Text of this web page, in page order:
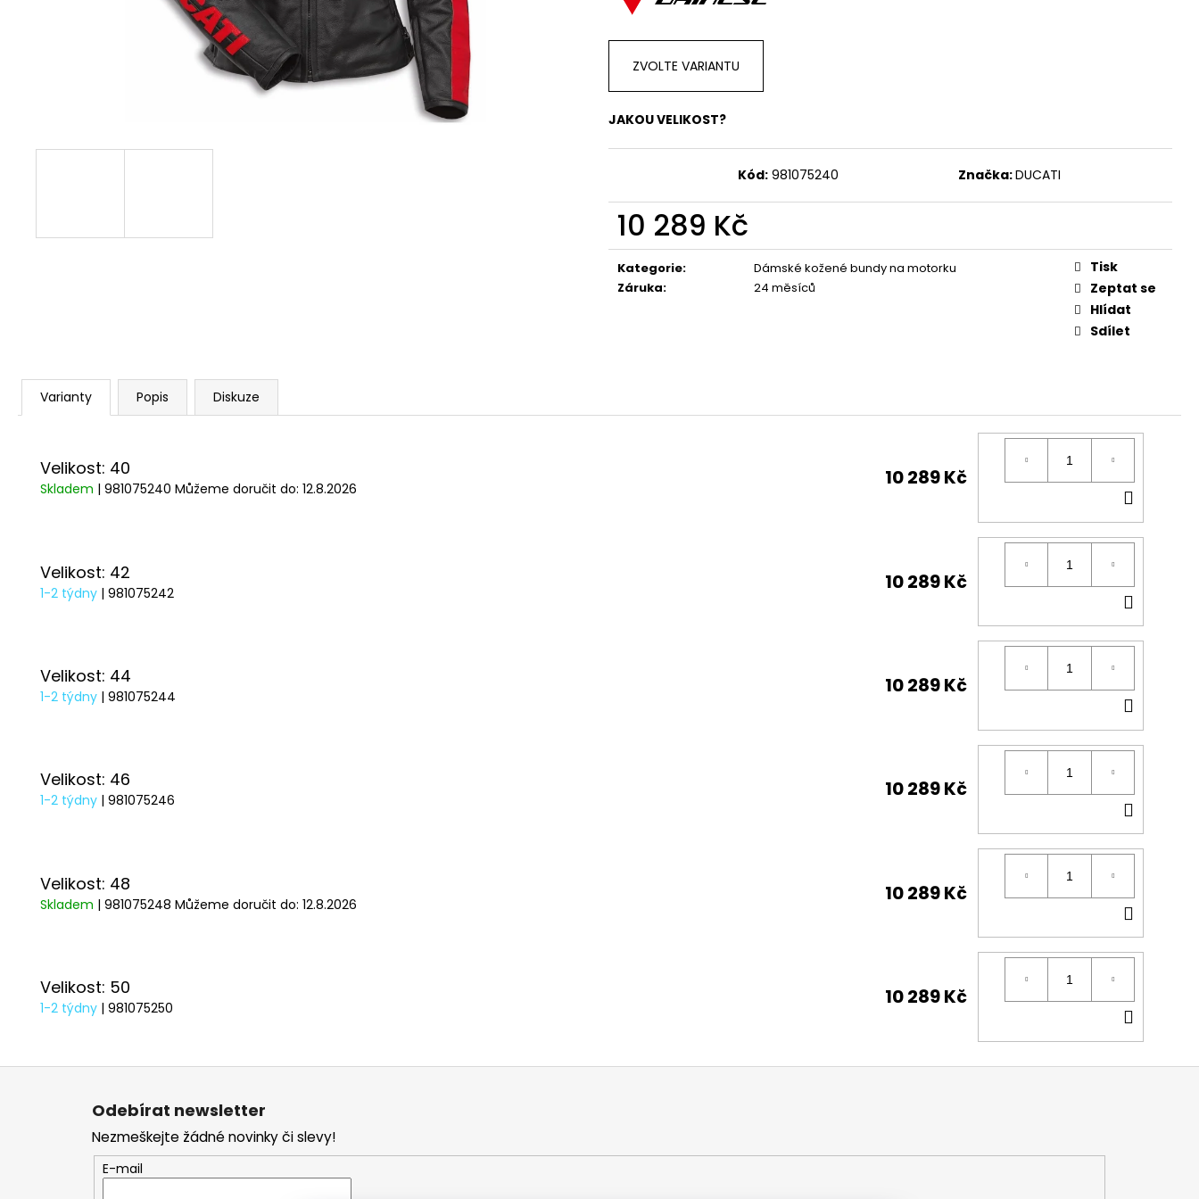
ZVOLTE VARIANTU
JAKOU VELIKOST?
Kód: 981075240 Značka:DUCATI
10 289 Kč
Měrná
cena:
Kategorie:
Dámské kožené bundy na motorku
Záruka: 24 měsíců
Tisk
Zeptat se
Hlídat
Sdílet
Varianty Popis Diskuze
Velikost: 40
Skladem | 981075240 Můžeme doručit do: 12.8.2026 10 289 Kč
Velikost: 42
1-2 týdny | 981075242 10 289 Kč
Velikost: 44
1-2 týdny | 981075244 10 289 Kč
Velikost: 46
1-2 týdny | 981075246 10 289 Kč
Velikost: 48
Skladem | 981075248 Můžeme doručit do: 12.8.2026 10 289 Kč
Velikost: 50
1-2 týdny | 981075250 10 289 Kč
1 044 Kč
1 029 Kč
Z
Odebírat newsletter
Nezmeškejte žádné novinky či slevy!
E-mail